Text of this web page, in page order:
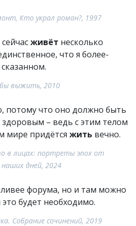
Кто украл роман?, 1997
живёт несколько
что я более-
выжить, 2010
потому что оно должно быть
– ведь с этим телом
мире придётся жить вечно.
в лицах: портреты эпох от
дней, 2024
форума, но и там можно
будет необходимо.
Собрание сочинений, 2019